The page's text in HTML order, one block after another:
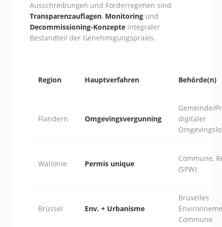
Ausschreibungen und Förderregimen sind
Transparenzauflagen, Monitoring und
Decommissioning-Konzepte integraler
Bestandteil der Genehmigungspraxis.
Region Hauptverfahren Behörde(n)
Flandern Omgevingsvergunning
Gemeinde/
digitaler
Wallonie Permis unique
Commune,
(SPW)
Brüssel Env. + Urbanisme
Bruxelles
Commune